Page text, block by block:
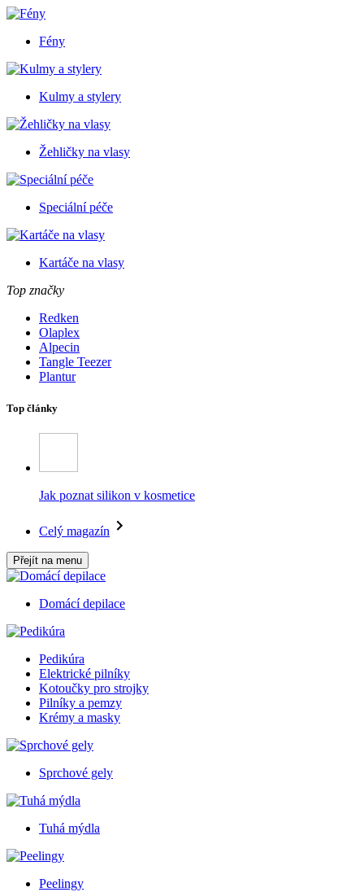
Fény
Kulmy a stylery
Žehličky na vlasy
Speciální péče
Kartáče na vlasy
Top značky
Redken
Olaplex
Alpecin
Tangle Teezer
Plantur
Top články
Jak poznat silikon v kosmetice
Celý magazín
Přejít na menu
Domácí depilace
Pedikúra
Elektrické pilníky
Kotoučky pro strojky
Pilníky a pemzy
Krémy a masky
Sprchové gely
Tuhá mýdla
Peelingy